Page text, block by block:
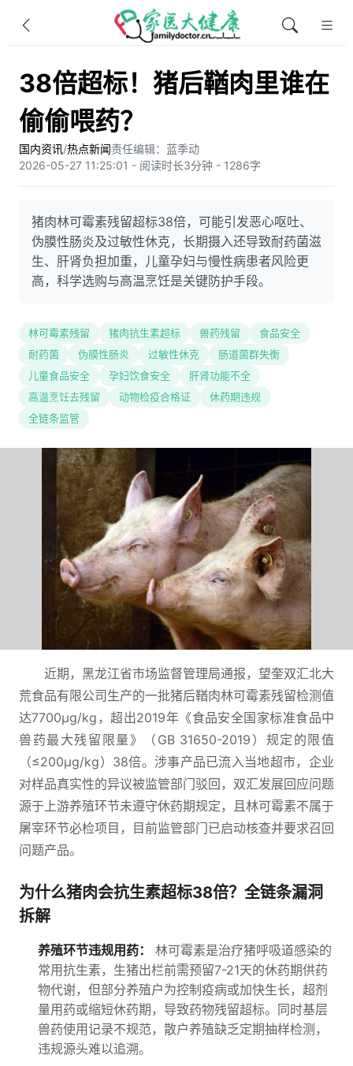
38倍超标！猪后鞧肉里谁在
偷偷喂药？
国内资讯/热点新闻责任编辑：蓝季动
2026-05-27 11:25:01 - 阅读时长3分钟 - 1286字
猪肉林可霉素残留超标38倍，可能引发恶心呕吐、
伪膜性肠炎及过敏性休克，长期摄入还导致耐药菌滋
生、肝肾负担加重，儿童孕妇与慢性病患者风险更
高，科学选购与高温烹饪是关键防护手段。
林可霉素残留 猪肉抗生素超标 兽药残留
食品安全
耐药菌
伪膜性肠炎 过敏性休克
肠道菌群失衡
儿童食品安全
孕妇饮食安全
肝肾功能不全
高温烹饪去残留
动物检疫合格证
休药期违规
全链条监管
近期，黑龙江省市场监督管理局通报，望奎双汇北大
荒食品有限公司生产的一批猪后鞧肉林可霉素残留检测值
达7700μg/kg，超出2019年《食品安全国家标准食品中
兽药最大残留限量》（GB 31650-2019）规定的限值
（≤200μg/kg）38倍。涉事产品已流入当地超市，企业
对样品真实性的异议被监管部门驳回，双汇发展回应问题
源于上游养殖环节未遵守休药期规定，且林可霉素不属于
屠宰环节必检项目，目前监管部门已启动核查并要求召回
问题产品。
为什么猪肉会抗生素超标38倍？全链条漏洞
拆解
养殖环节违规用药：
林可霉素是治疗猪呼吸道感染的
常用抗生素，生猪出栏前需预留7-21天的休药期供药
物代谢，但部分养殖户为控制疫病或加快生长，超剂
量用药或缩短休药期，导致药物残留超标。同时基层
兽药使用记录不规范，散户养殖缺乏定期抽样检测，
违规源头难以追溯。